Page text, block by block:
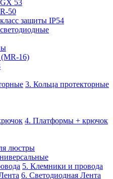
53
50
защиты IP54
16)
3. Кольца протекторные
4. Платформы + крючок
люстры
5. Клемники и провода
6. Светодиодная Лента